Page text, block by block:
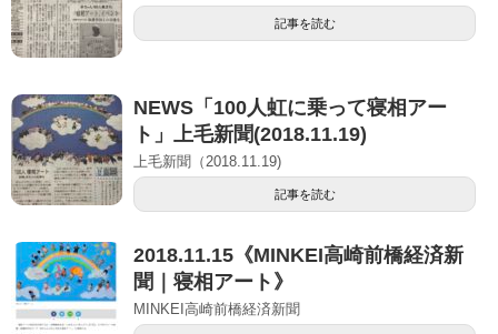
記事を読む
NEWS「100人虹に乗って寝相アー
ト」上毛新聞(2018.11.19)
上毛新聞（2018.11.19)
記事を読む
2018.11.15《MINKEI高崎前橋経済新
聞｜寝相アート》
MINKEI高崎前橋経済新聞